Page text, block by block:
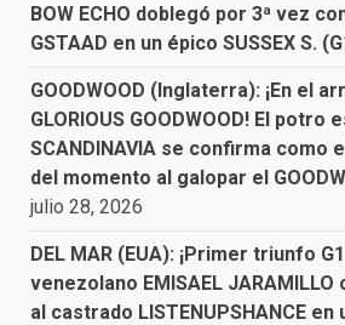
BOW ECHO doblegó por 3ª vez
GSTAAD en un épico SUSSEX S.
GOODWOOD (Inglaterra): ¡En el
GLORIOUS GOODWOOD! El potro
SCANDINAVIA se confirma como
del momento al galopar el
julio 28, 2026
DEL MAR (EUA): ¡Primer triunfo
venezolano EMISAEL
al castrado LISTENUPSHANCE